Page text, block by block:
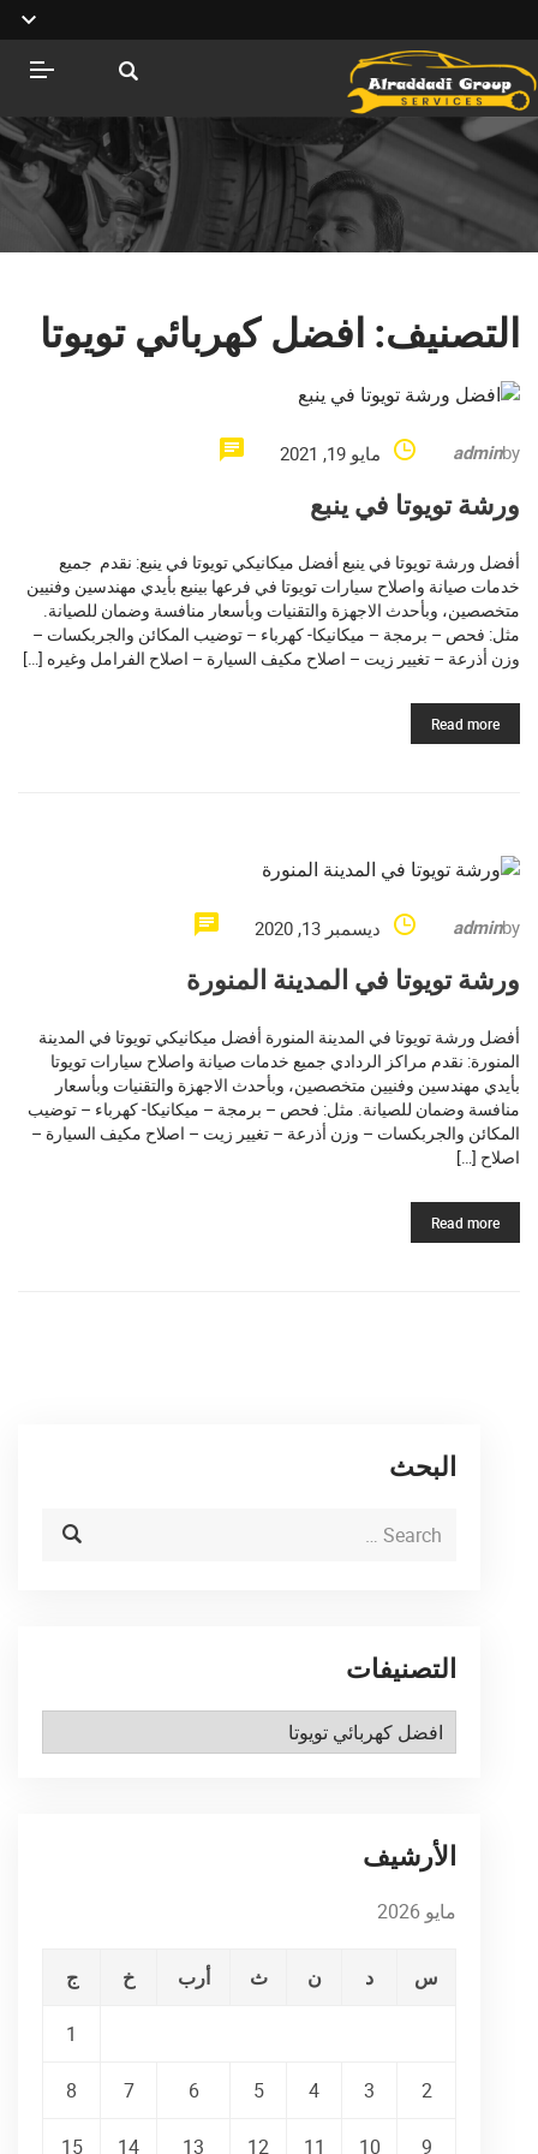
التصنيف: افضل كهربائي تويوتا
by
admin مايو 19, 2021
ورشة تويوتا في ينبع
أفضل ورشة تويوتا في ينبع أفضل ميكانيكي تويوتا في ينبع: نقدم جميع
خدمات صيانة واصلاح سيارات تويوتا في فرعها بينبع بأيدي مهندسين وفنيين
متخصصين، وبأحدث الاجهزة والتقنيات وبأسعار منافسة وضمان للصيانة.
مثل: فحص – برمجة – ميكانيكا- كهرباء – توضيب المكائن والجربكسات –
وزن أذرعة – تغيير زيت – اصلاح مكيف السيارة – اصلاح الفرامل وغيره […]
Read more
by
admin ديسمبر 13, 2020
ورشة تويوتا في المدينة المنورة
أفضل ورشة تويوتا في المدينة المنورة أفضل ميكانيكي تويوتا في المدينة
المنورة: نقدم مراكز الردادي جميع خدمات صيانة واصلاح سيارات تويوتا
بأيدي مهندسين وفنيين متخصصين، وبأحدث الاجهزة والتقنيات وبأسعار
منافسة وضمان للصيانة. مثل: فحص – برمجة – ميكانيكا- كهرباء – توضيب
المكائن والجربكسات – وزن أذرعة – تغيير زيت – اصلاح مكيف السيارة –
اصلاح […]
Read more
البحث
التصنيفات
التصنيفات
الأرشيف
مايو 2026
س د ن ث أرب خ ج
1
2
3
4
5
6
7
8
9
10
11
12
13
14
15